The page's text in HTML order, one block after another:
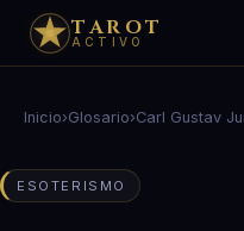
TAROT
ACTIVO
Inicio›Glosario›Carl Gustav
ESOTERISMO